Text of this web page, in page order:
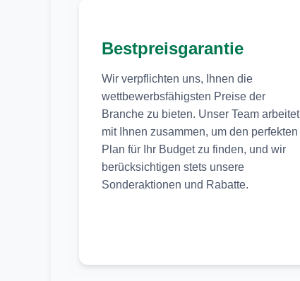
Bestpreisgarantie
Wir verpflichten uns, Ihnen die
wettbewerbsfähigsten Preise der
Branche zu bieten. Unser Team arbeitet
mit Ihnen zusammen, um den perfekten
Plan für Ihr Budget zu finden, und wir
berücksichtigen stets unsere
Sonderaktionen und Rabatte.